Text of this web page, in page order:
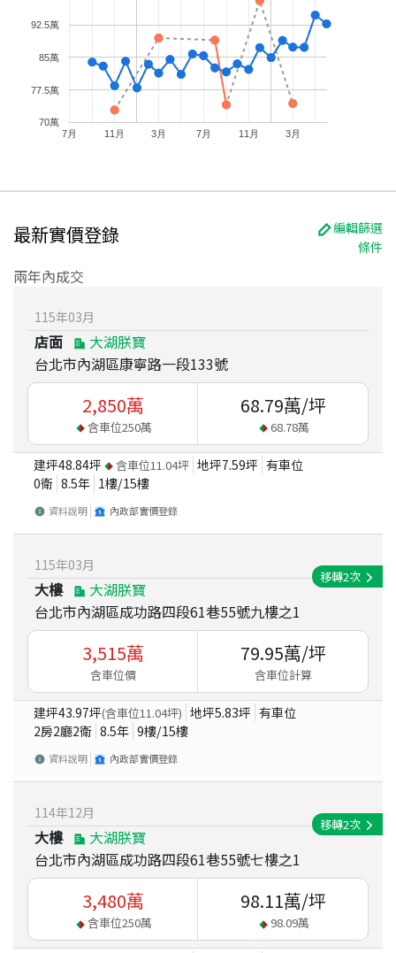
7月 11月 3月 7月 11月 3月
70萬
77.5萬
85萬
92.5萬
最新實價登錄
編輯篩選
條件
兩年內成交
115年03月
店面
大湖朕寶
台北市內湖區康寧路一段133號
2,850萬
含車位250萬
68.79萬/坪
68.78萬
建坪48.84坪 含車位11.04坪 地坪7.59坪 有車位
0衛 8.5年 1樓/15樓
資料說明 內政部實價登錄
115年03月
大樓
大湖朕寶
台北市內湖區成功路四段61巷55號九樓之1
移轉2次
3,515萬
含車位價
79.95萬/坪
含車位計算
建坪43.97坪(含車位11.04坪) 地坪5.83坪 有車位
2房2廳2衛 8.5年 9樓/15樓
資料說明 內政部實價登錄
114年12月
大樓
大湖朕寶
台北市內湖區成功路四段61巷55號七樓之1
移轉2次
3,480萬
含車位250萬
98.11萬/坪
98.09萬